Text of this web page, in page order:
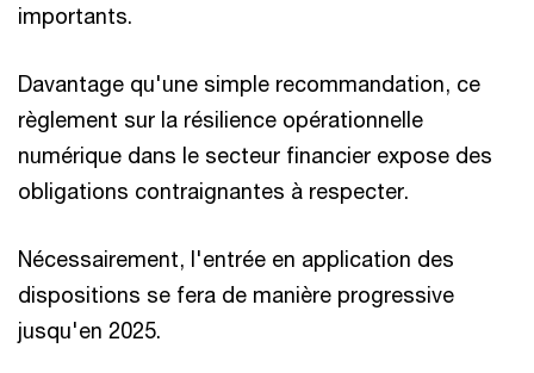
importants.
Davantage qu'une simple recommandation, ce
règlement sur la résilience opérationnelle
numérique dans le secteur financier expose des
obligations contraignantes à respecter.
Nécessairement, l'entrée en application des
dispositions se fera de manière progressive
jusqu'en 2025.